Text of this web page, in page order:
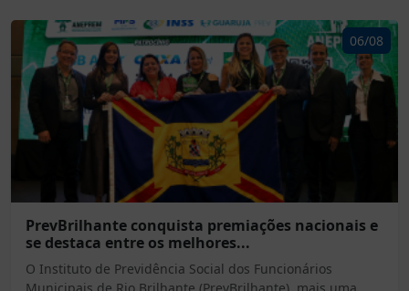
06/08
PrevBrilhante conquista premiações nacionais e
se destaca entre os melhores...
O Instituto de Previdência Social dos Funcionários